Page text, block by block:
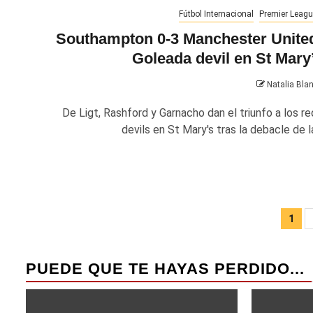
Fútbol Internacional Premier
Southampton 0-3 Manchester
Goleada devil en St
Natalia
De Ligt, Rashford y Garnacho dan el triunfo a los
devils en St Mary's tras la debacle de
1
PUEDE QUE TE HAYAS PERDIDO...